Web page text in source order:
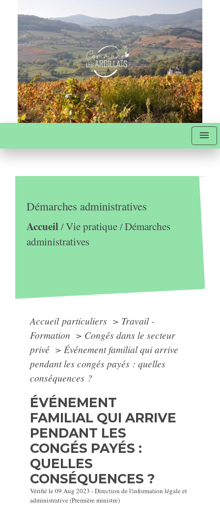
menu
Démarches administratives
Accueil/Vie pratique/Démarches
administratives
Accueil particuliers > Travail -
Formation > Congés dans le secteur
privé > Événement familial qui arrive
pendant les congés payés : quelles
conséquences ?
ÉVÉNEMENT
FAMILIAL QUI ARRIVE
PENDANT LES
CONGÉS PAYÉS :
QUELLES
CONSÉQUENCES ?
Vérifié le 09 Aug 2023 - Direction de l'information légale et
administrative (Première ministre)